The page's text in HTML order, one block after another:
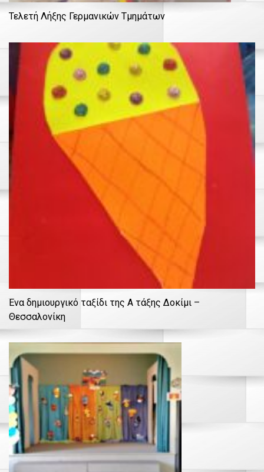
Τελετή Λήξης Γερμανικών Τμημάτων
Ένα δημιουργικό ταξίδι της Α τάξης Δοκίμι –
Θεσσαλονίκη